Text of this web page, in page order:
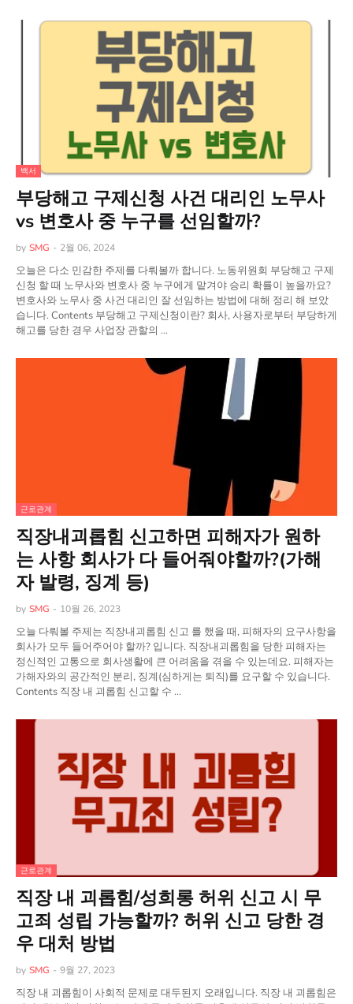
백서
부당해고 구제신청 사건 대리인 노무사
vs 변호사 중 누구를 선임할까?
by SMG - 2월 06, 2024
오늘은 다소 민감한 주제를 다뤄볼까 합니다. 노동위원회 부당해고 구제
신청 할 때 노무사와 변호사 중 누구에게 맡겨야 승리 확률이 높을까요?
변호사와 노무사 중 사건 대리인 잘 선임하는 방법에 대해 정리 해 보았
습니다. Contents 부당해고 구제신청이란? 회사, 사용자로부터 부당하게
해고를 당한 경우 사업장 관할의 …
근로관계
직장내괴롭힘 신고하면 피해자가 원하
는 사항 회사가 다 들어줘야할까?(가해
자 발령, 징계 등)
by SMG - 10월 26, 2023
오늘 다뤄볼 주제는 직장내괴롭힘 신고 를 했을 때, 피해자의 요구사항을
회사가 모두 들어주어야 할까? 입니다. 직장내괴롭힘을 당한 피해자는
정신적인 고통으로 회사생활에 큰 어려움을 겪을 수 있는데요. 피해자는
가해자와의 공간적인 분리, 징계(심하게는 퇴직)를 요구할 수 있습니다.
Contents 직장 내 괴롭힘 신고할 수 …
근로관계
직장 내 괴롭힘/성희롱 허위 신고 시 무
고죄 성립 가능할까? 허위 신고 당한 경
우 대처 방법
by SMG - 9월 27, 2023
직장 내 괴롭힘이 사회적 문제로 대두된지 오래입니다. 직장 내 괴롭힘은